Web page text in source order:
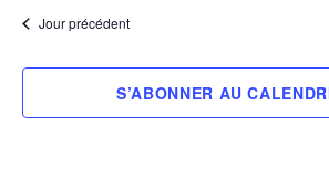
uneJour précédent
S’ABONNER AU